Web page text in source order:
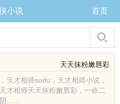
小说 首页
天天抹粉嫩唇彩
天才相师sodu，天才相师小说，
才相师天天抹粉嫩唇彩，一命二
......